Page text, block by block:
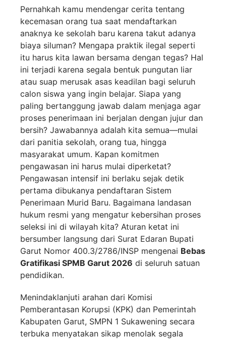
Pernahkah kamu mendengar cerita tentang
kecemasan orang tua saat mendaftarkan
anaknya ke sekolah baru karena takut adanya
biaya siluman? Mengapa praktik ilegal seperti
itu harus kita lawan bersama dengan tegas? Hal
ini terjadi karena segala bentuk pungutan liar
atau suap merusak asas keadilan bagi seluruh
calon siswa yang ingin belajar. Siapa yang
paling bertanggung jawab dalam menjaga agar
proses penerimaan ini berjalan dengan jujur dan
bersih? Jawabannya adalah kita semua—mulai
dari panitia sekolah, orang tua, hingga
masyarakat umum. Kapan komitmen
pengawasan ini harus mulai diperketat?
Pengawasan intensif ini berlaku sejak detik
pertama dibukanya pendaftaran Sistem
Penerimaan Murid Baru. Bagaimana landasan
hukum resmi yang mengatur kebersihan proses
seleksi ini di wilayah kita? Aturan ketat ini
bersumber langsung dari Surat Edaran Bupati
Garut Nomor 400.3/2786/INSP mengenai Bebas
Gratifikasi SPMB Garut 2026 di seluruh satuan
pendidikan.
Menindaklanjuti arahan dari Komisi
Pemberantasan Korupsi (KPK) dan Pemerintah
Kabupaten Garut, SMPN 1 Sukawening secara
terbuka menyatakan sikap menolak segala